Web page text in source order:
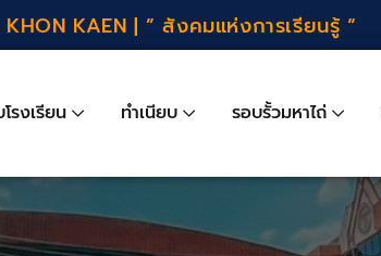
KHON KAEN | ” สังคมแห่งการเรียนรู้ “
รงเรียน ทำเนียบ รอบรั้วมหาไถ่